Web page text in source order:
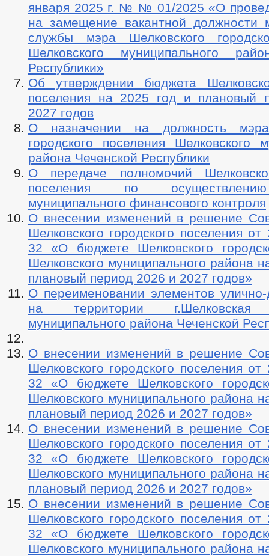
января 2025 г. № № 01/2025 «О
на замещение вакантной должности
службы мэра Шелковского
Шелковского муниципального
Республики»
Об утверждении бюджета
поселения на 2025 год и плановый
2027 годов
О назначении на должность мэра
городского поселения Шелковского
района Чеченской Республики
О передаче полномочий
поселения по
муниципального финансового контроля
О внесении изменений в решение
Шелковского городского поселения
32 «О бюджете Шелковского
Шелковского муниципального района
плановый период 2026 и 2027 годов»
О переименовании элементов
на территории г.Шелковская
муниципального района Чеченской
О внесении изменений в решение
Шелковского городского поселения
32 «О бюджете Шелковского
Шелковского муниципального района
плановый период 2026 и 2027 годов»
О внесении изменений в решение
Шелковского городского поселения
32 «О бюджете Шелковского
Шелковского муниципального района
плановый период 2026 и 2027 годов»
О внесении изменений в решение
Шелковского городского поселения
32 «О бюджете Шелковского
Шелковского муниципального района